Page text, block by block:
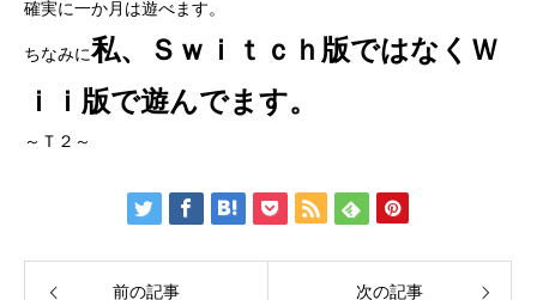
確実に一か月は遊べます。
ちなみに私、Ｓｗｉｔｃｈ版ではなくＷ
ｉｉ版で遊んでます。
～Ｔ２～
前の記事 次の記事